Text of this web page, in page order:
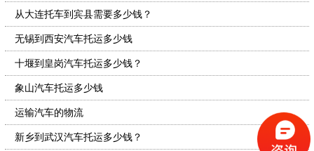
从大连托车到宾县需要多少钱？
无锡到西安汽车托运多少钱
十堰到皇岗汽车托运多少钱？
象山汽车托运多少钱
运输汽车的物流
新乡到武汉汽车托运多少钱？